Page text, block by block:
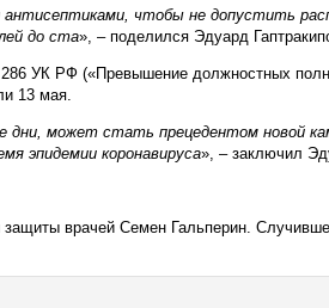
чтобы не допустить
до ста», – поделился Эдуард
286 УК РФ («Превышение должностных
13 мая.
может стать прецедентом новой
эпидемии коронавируса», – заключил
врачей Семен Гальперин.